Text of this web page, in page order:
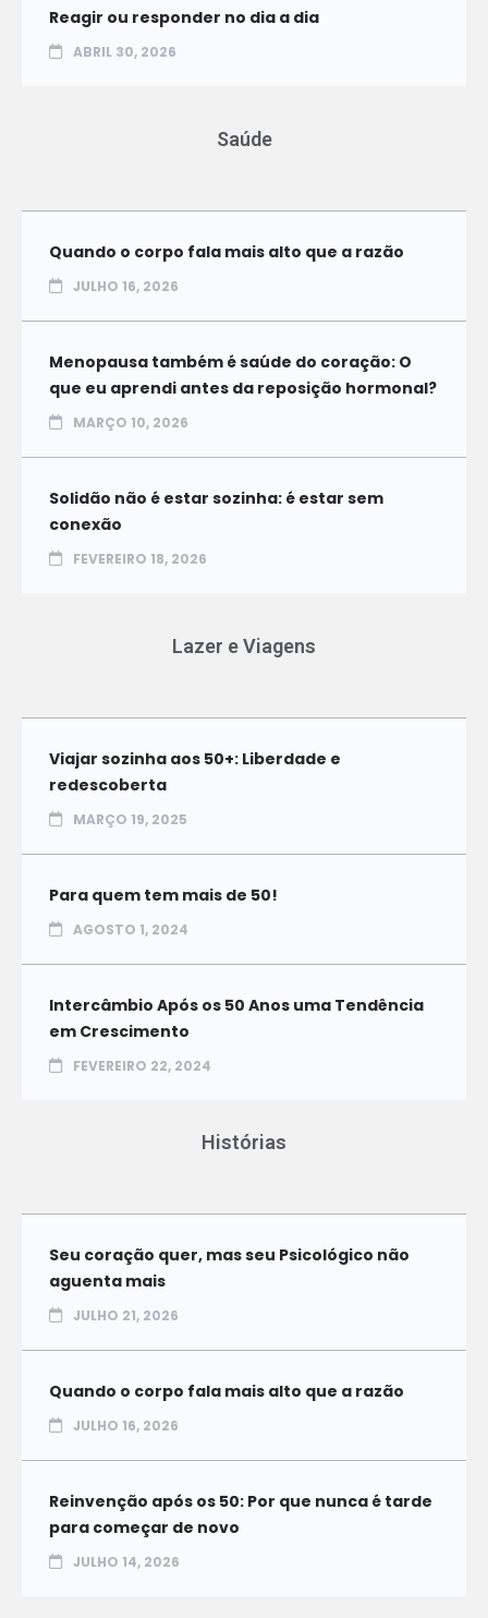
Reagir ou responder no dia a dia
ABRIL 30, 2026
Saúde
Quando o corpo fala mais alto que a razão
JULHO 16, 2026
Menopausa também é saúde do coração: O
que eu aprendi antes da reposição hormonal?
MARÇO 10, 2026
Solidão não é estar sozinha: é estar sem
conexão
FEVEREIRO 18, 2026
Lazer e Viagens
Viajar sozinha aos 50+: Liberdade e
redescoberta
MARÇO 19, 2025
Para quem tem mais de 50!
AGOSTO 1, 2024
Intercâmbio Após os 50 Anos uma Tendência
em Crescimento
FEVEREIRO 22, 2024
Histórias
Seu coração quer, mas seu Psicológico não
aguenta mais
JULHO 21, 2026
Quando o corpo fala mais alto que a razão
JULHO 16, 2026
Reinvenção após os 50: Por que nunca é tarde
para começar de novo
JULHO 14, 2026